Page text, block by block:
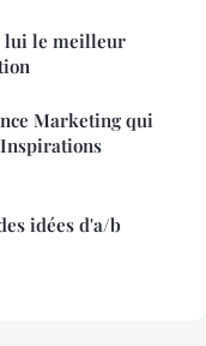
lui le meilleur
Marketing qui
idées d'a/b